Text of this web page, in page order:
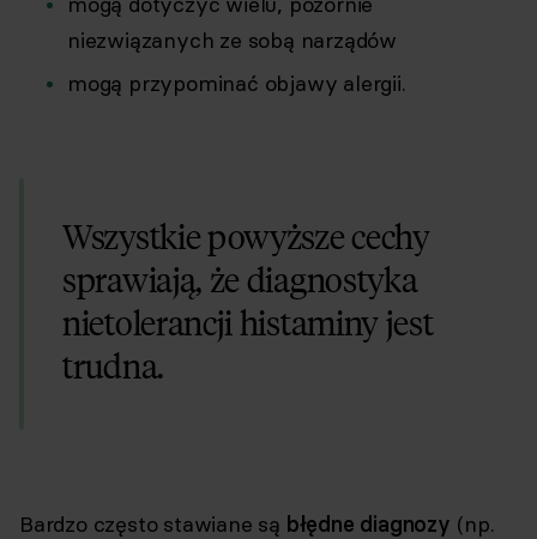
niezwiązanych ze sobą narządów
mogą przypominać objawy alergii.
Wszystkie powyższe cechy
sprawiają, że diagnostyka
nietolerancji histaminy jest
trudna.
Bardzo często stawiane są błędne diagnozy (np.